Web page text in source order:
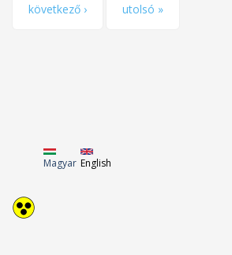
következő › utolsó »
Magyar English